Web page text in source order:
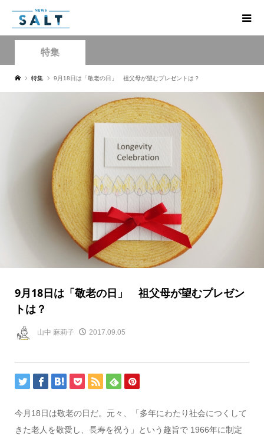
特集
特集 9月18日は「敬老の日」 祖父母が望むプレゼントは？
9月18日は「敬老の日」 祖父母が望むプレゼン
トは？
山中 麻莉子 2017.09.05
今月18日は敬老の日だ。元々、「多年にわたり社会につくして
きた老人を敬愛し、長寿を祝う」という趣旨で 1966年に制定